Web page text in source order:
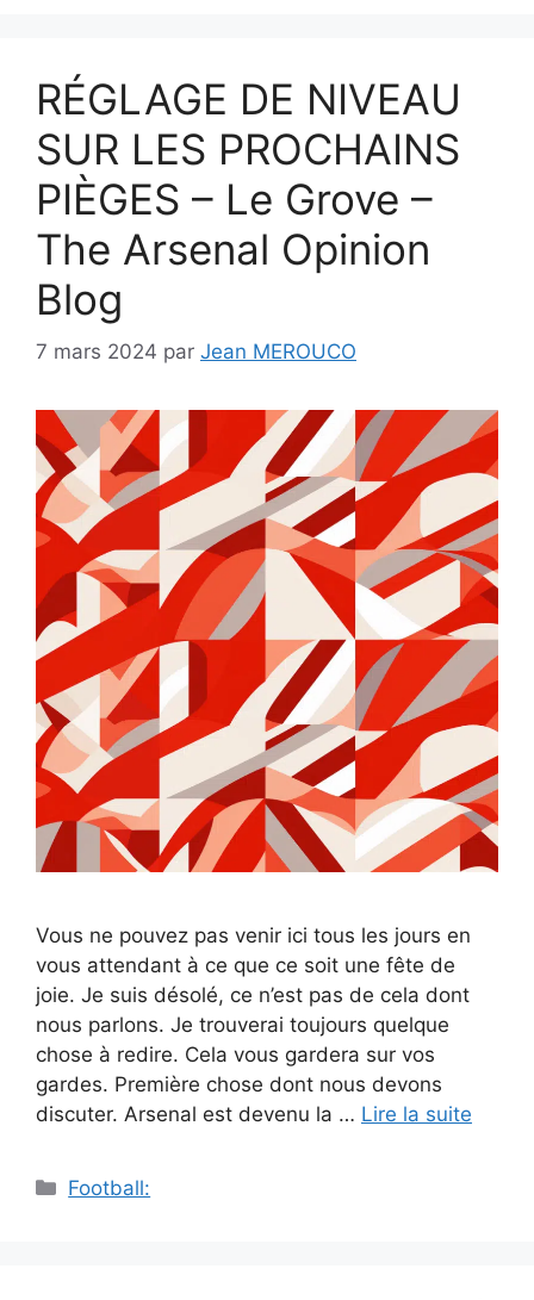
RÉGLAGE DE NIVEAU
SUR LES PROCHAINS
PIÈGES – Le Grove –
The Arsenal Opinion
Blog
7 mars 2024 par Jean MEROUCO
Vous ne pouvez pas venir ici tous les jours en
vous attendant à ce que ce soit une fête de
joie. Je suis désolé, ce n’est pas de cela dont
nous parlons. Je trouverai toujours quelque
chose à redire. Cela vous gardera sur vos
gardes. Première chose dont nous devons
discuter. Arsenal est devenu la … Lire la suite
Catégories
Football: